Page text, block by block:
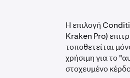
Η επιλογή
Kraken Pro)
τοποθετείται
χρήσιμη για το
στοχευμένο